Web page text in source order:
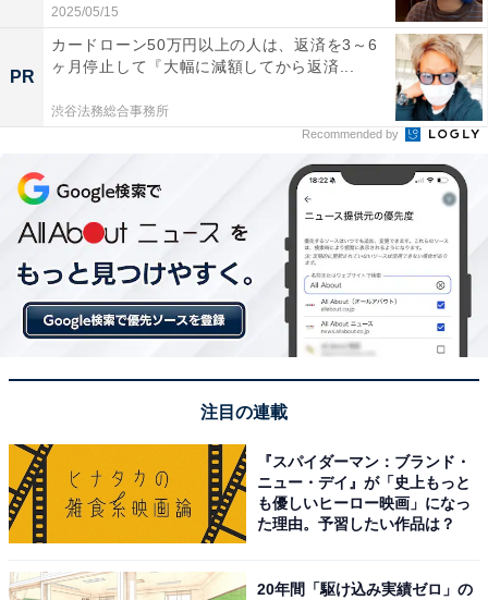
2025/05/15
PR
カードローン50万円以上の人は、返済を3～6
ヶ月停止して『大幅に減額してから返済...
渋谷法務総合事務所
Recommended by
注目の連載
『スパイダーマン：ブランド・
ニュー・デイ』が「史上もっと
も優しいヒーロー映画」になっ
た理由。予習したい作品は？
20年間「駆け込み実績ゼロ」の